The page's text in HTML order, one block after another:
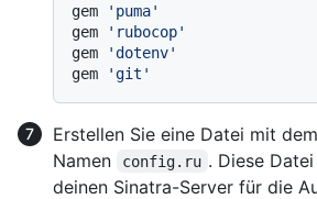
gem
'puma'
gem
'rubocop'
gem
'dotenv'
gem
'git'
Erstellen Sie eine Datei mit dem
Namen
config.ru . Diese
deinen Sinatra-Server für die